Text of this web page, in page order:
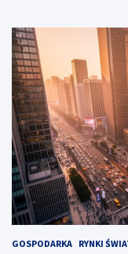
GOSPODARKA RYNKI